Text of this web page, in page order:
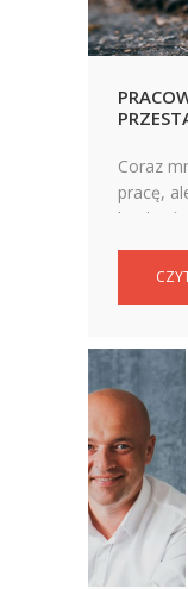
Coraz
pracę,
Eksperci
także